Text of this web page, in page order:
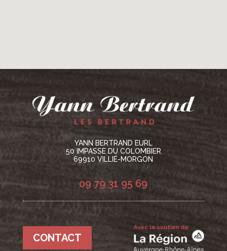
YANN BERTRAND EURL
50 IMPASSE DU COLOMBIER
69910 VILLIÉ-MORGON
09 79 31 95 69
CONTACT